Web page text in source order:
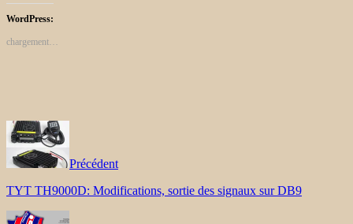
WordPress:
chargement…
Précédent
TYT TH9000D: Modifications, sortie des signaux sur DB9